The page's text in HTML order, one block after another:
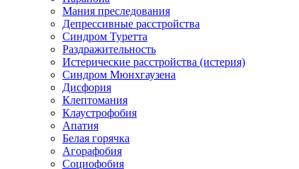
Мания преследования
Депрессивные расстройства
Синдром Туретта
Раздражительность
Истерические расстройства (истерия)
Синдром Мюнхгаузена
Дисфория
Клептомания
Клаустрофобия
Апатия
Белая горячка
Агорафобия
Социофобия